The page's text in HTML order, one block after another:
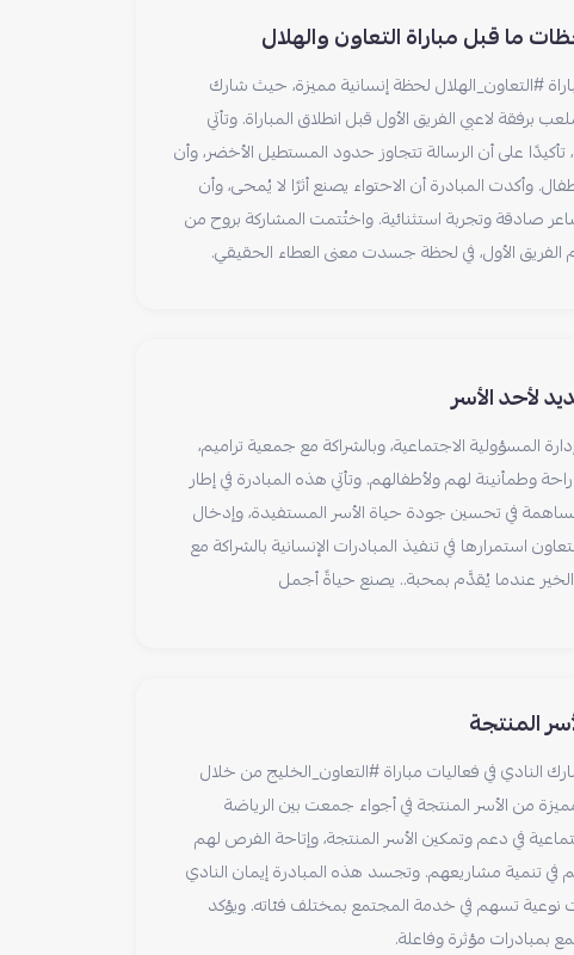
ما قبل مباراة التعاون والهلال
#التعاون_الهلال لحظة إنسانية مميزة، حيث شارك
برفقة لاعبي الفريق الأول قبل انطلاق المباراة. وتأتي
على أن الرسالة تتجاوز حدود المستطيل الأخضر، وأن
وأكدت المبادرة أن الاحتواء يصنع أثرًا لا يُمحى، وأن
صادقة وتجربة استثنائية. واختُتمت المشاركة بروح من
الأول، في لحظة جسدت معنى العطاء الحقيقي.
لأحد الأسر
المسؤولية الاجتماعية، وبالشراكة مع جمعية تراميم،
وطمأنينة لهم ولأطفالهم. وتأتي هذه المبادرة في إطار
في تحسين جودة حياة الأسر المستفيدة، وإدخال
استمرارها في تنفيذ المبادرات الإنسانية بالشراكة مع
الخير عندما يُقدَّم بمحبة.. يصنع حياةً أجمل
المنتجة
النادي في فعاليات مباراة #التعاون_الخليج من خلال
من الأسر المنتجة في أجواء جمعت بين الرياضة
في دعم وتمكين الأسر المنتجة، وإتاحة الفرص لهم
تنمية مشاريعهم. وتجسد هذه المبادرة إيمان النادي
نوعية تسهم في خدمة المجتمع بمختلف فئاته. ويؤكد
بمبادرات مؤثرة وفاعلة.